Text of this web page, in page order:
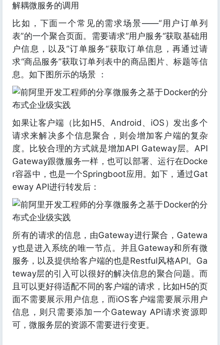
解耦微服务的调用
比如，下面一个常见的需求场景——“用户订单列
表”的一个聚合页面。需要请求”用户服务“获取基础用
户信息，以及”订单服务“获取订单信息，再通过请
求“商品服务”获取订单列表中的商品图片、标题等信
息。如下图所示的场景 ：
如果让客户端（比如H5、Android、iOS）发出多个
请求来解决多个信息聚合，则会增加客户端的复杂
度。比较合理的方式就是增加API Gateway层。API
Gateway跟微服务一样，也可以部署、运行在Docke
r容器中，也是一个Springboot应用。如下，通过Gat
eway API进行转发后：
所有的请求的信息，由Gateway进行聚合，Gatewa
y也是进入系统的唯一节点。并且Gateway和所有微
服务，以及提供给客户端的也是Restful风格API。Ga
teway层的引入可以很好的解决信息的聚合问题。而
且可以更好得适配不同的客户端的请求，比如H5的页
面不需要展示用户信息，而iOS客户端需要展示用户
信息，则只需要添加一个Gateway API请求资源即
可，微服务层的资源不需要进行变更。